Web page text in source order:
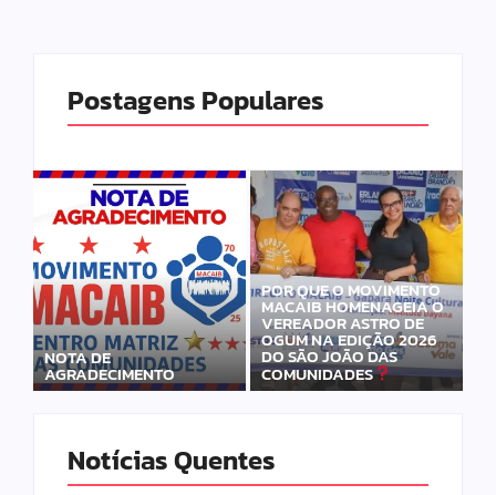
Postagens Populares
NOTA DE
AGRADECIMENTO
POR QUE O MOVIMENTO
MACAIB HOMENAGEIA O
VEREADOR ASTRO DE
OGUM NA EDIÇÃO 2026
DO SÃO JOÃO DAS
COMUNIDADES
Notícias Quentes